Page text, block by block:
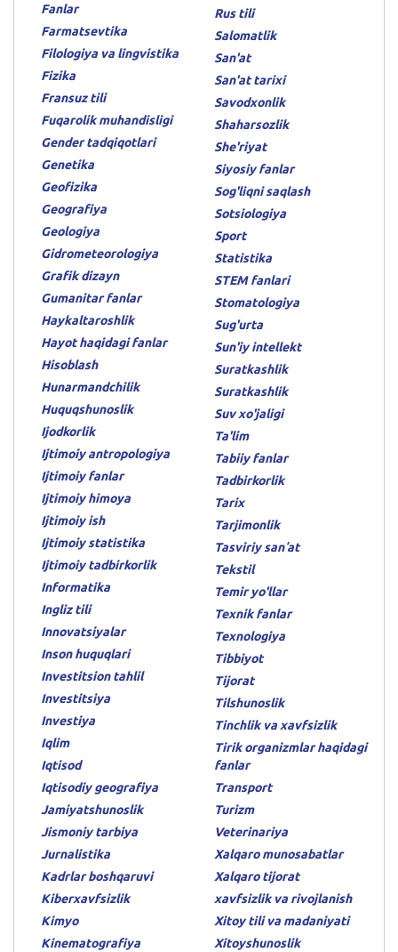
Fanlar
Farmatsevtika
Filologiya va lingvistika
Fizika
Fransuz tili
Fuqarolik muhandisligi
Gender tadqiqotlari
Genetika
Geofizika
Geografiya
Geologiya
Gidrometeorologiya
Grafik dizayn
Gumanitar fanlar
Haykaltaroshlik
Hayot haqidagi fanlar
Hisoblash
Hunarmandchilik
Huquqshunoslik
Ijodkorlik
Ijtimoiy antropologiya
Ijtimoiy fanlar
Ijtimoiy himoya
Ijtimoiy ish
Ijtimoiy statistika
Ijtimoiy tadbirkorlik
Informatika
Ingliz tili
Innovatsiyalar
Inson huquqlari
Investitsion tahlil
Investitsiya
Investiya
Iqlim
Iqtisod
Iqtisodiy geografiya
Jamiyatshunoslik
Jismoniy tarbiya
Jurnalistika
Kadrlar boshqaruvi
Kiberxavfsizlik
Kimyo
Kinematografiya
Rus tili
Salomatlik
San'at
San'at tarixi
Savodxonlik
Shaharsozlik
She'riyat
Siyosiy fanlar
Sog'liqni saqlash
Sotsiologiya
Sport
Statistika
STEM fanlari
Stomatologiya
Sug'urta
Sun'iy intellekt
Suratkashlik
Suratkashlik
Suv xo'jaligi
Ta'lim
Tabiiy fanlar
Tadbirkorlik
Tarix
Tarjimonlik
Tasviriy sanʼat
Tekstil
Temir yo'llar
Texnik fanlar
Texnologiya
Tibbiyot
Tijorat
Tilshunoslik
Tinchlik va xavfsizlik
Tirik organizmlar haqidagi
fanlar
Transport
Turizm
Veterinariya
Xalqaro munosabatlar
Xalqaro tijorat
xavfsizlik va rivojlanish
Xitoy tili va madaniyati
Xitoyshunoslik